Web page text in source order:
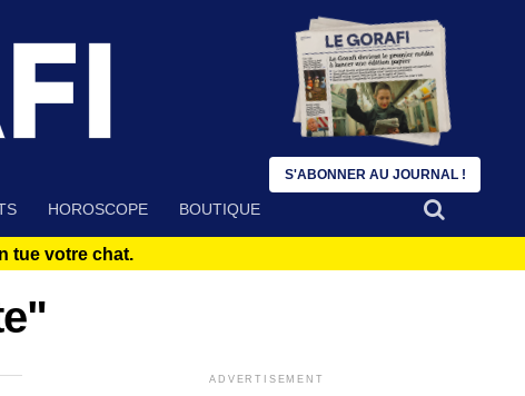
HOROSCOPE BOUTIQUE
tue votre chat.
ADVERTISEMENT
S'ABONNER AU JOURNAL !